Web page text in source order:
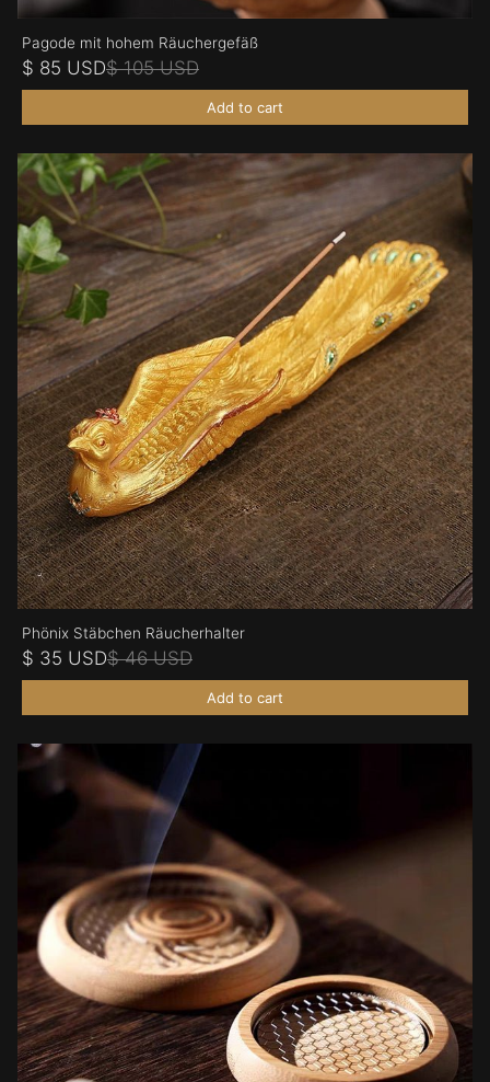
Pagode mit hohem Räuchergefäß
$ 85 USD$ 105 USD
Add to cart
Phönix Stäbchen Räucherhalter
$ 35 USD$ 46 USD
Add to cart